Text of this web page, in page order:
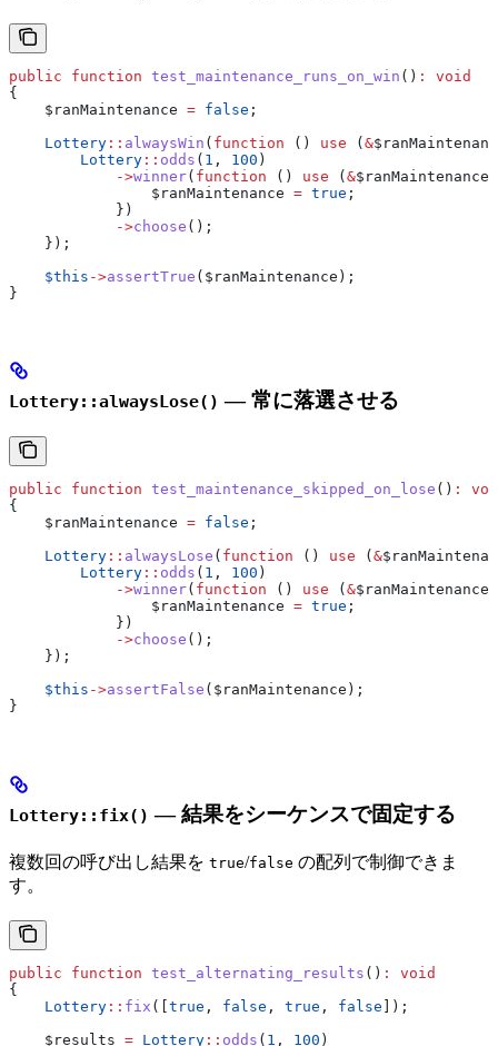
public function test_maintenance_runs_on_win () :
void
{
    $ranMaintenance
= false ;
    Lottery
:: alwaysWin ( function () use (&
        Lottery
:: odds ( 1 , 100 )
            ->
winner( function () use (&$ranMaintenance
                $ranMaintenance
= true ;
            })
            ->
choose ();
    });
    $this
->assertTrue ( $ranMaintenance );
}
Lottery::alwaysLose() — 常に落選させる
public function test_maintenance_skipped_on_lose () :
{
    $ranMaintenance
= false ;
    Lottery
:: alwaysLose ( function () use ( &
        Lottery
:: odds ( 1 , 100 )
            ->
winner( function () use ( &$ranMaintenance
                $ranMaintenance
= true ;
            })
            ->
choose ();
    });
    $this
->assertFalse ( $ranMaintenance );
}
Lottery::fix() — 結果をシーケンスで固定する
複数回の呼び出し結果を true/false の配列で制御できま
す。
public function test_alternating_results () :
void
{
    Lottery
:: fix ([true , false , true , false ]);
    $results
= Lottery :: odds ( 1 , 100 )